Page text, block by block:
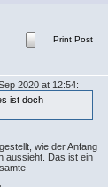
Print Post
2020 at 12:54:
ist doch
wie der Anfang
aussieht. Das ist ein